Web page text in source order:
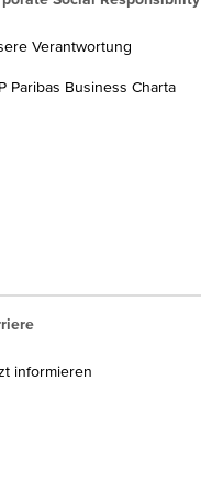
Verantwortung
Paribas Business Charta
informieren